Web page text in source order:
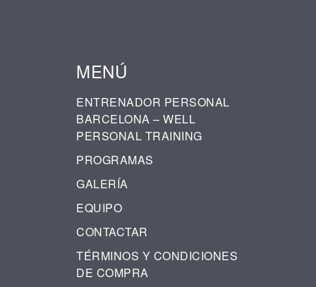
MENÚ
ENTRENADOR PERSONAL
BARCELONA – WELL
PERSONAL TRAINING
PROGRAMAS
GALERÍA
EQUIPO
CONTACTAR
TÉRMINOS Y CONDICIONES
DE COMPRA